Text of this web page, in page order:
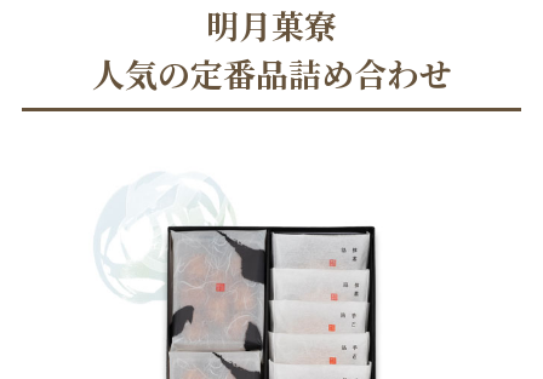
明月菓寮
人気の定番品詰め合わせ